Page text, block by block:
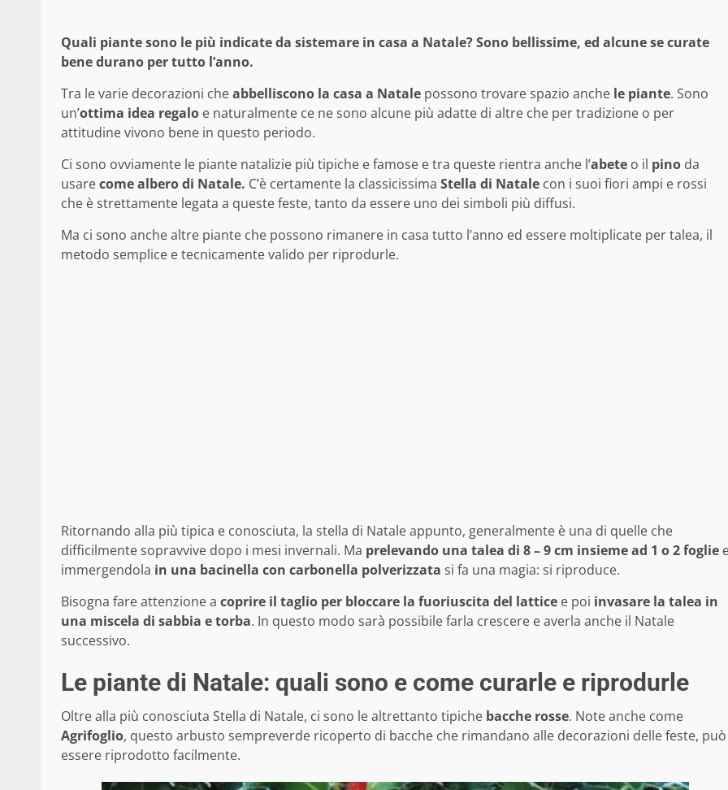
Quali piante sono le più indicate da sistemare in casa a Natale? Sono bellissime, ed alcune se curate
bene durano per tutto l’anno.
Tra le varie decorazioni cheabbelliscono la casa a Natale possono trovare spazio anche le piante. Sono
un’ottima idea regalo e naturalmente ce ne sono alcune più adatte di altre che per tradizione o per
attitudine vivono bene in questo periodo.
Ci sono ovviamente le piante natalizie più tipiche e famose e tra queste rientra anche l’abete o il pino da
usarecome albero di Natale. C’è certamente la classicissima Stella di Natale con i suoi fiori ampi e rossi
che è strettamente legata a queste feste, tanto da essere uno dei simboli più diffusi.
Ma ci sono anche altre piante che possono rimanere in casa tutto l’anno ed essere moltiplicate per talea, il
metodo semplice e tecnicamente valido per riprodurle.
Ritornando alla più tipica e conosciuta, la stella di Natale appunto, generalmente è una di quelle che
difficilmente sopravvive dopo i mesi invernali. Ma prelevando una talea di 8 – 9 cm insieme ad 1 o 2 foglie
immergendola in una bacinella con carbonella polverizzata si fa una magia: si riproduce.
Bisogna fare attenzione a coprire il taglio per bloccare la fuoriuscita del lattice e poi invasare la talea in
una miscela di sabbia e torba. In questo modo sarà possibile farla crescere e averla anche il Natale
successivo.
Le piante di Natale: quali sono e come curarle e riprodurle
Oltre alla più conosciuta Stella di Natale, ci sono le altrettanto tipiche bacche rosse. Note anche come
Agrifoglio, questo arbusto sempreverde ricoperto di bacche che rimandano alle decorazioni delle feste, può
essere riprodotto facilmente.